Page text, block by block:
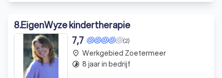
8.EigenWyze kindertherapie
(2)
7,7
place Werkgebied Zoetermeer
timelapse 8 jaar in bedrijf